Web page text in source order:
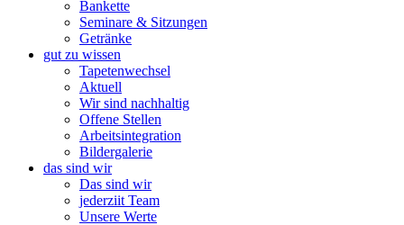
Bankette
Seminare & Sitzungen
Getränke
gut zu wissen
Tapetenwechsel
Aktuell
Wir sind nachhaltig
Offene Stellen
Arbeitsintegration
Bildergalerie
das sind wir
Das sind wir
jederziit Team
Unsere Werte